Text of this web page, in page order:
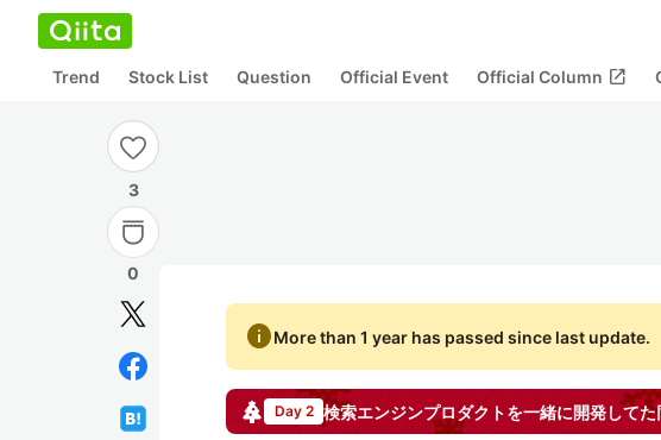
Trend Stock List Question Official Event Official Column open_in_new
3
0
infoMore than 1 year has passed since last update.
Day 2 検索エンジンプロダクトを一緒に開発してた